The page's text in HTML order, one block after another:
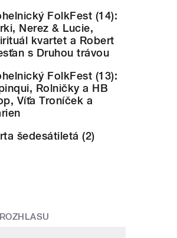
FolkFest (14):
Nerez & Lucie,
kvartet a Robert
s Druhou trávou
FolkFest (13):
Rolničky a HB
Víťa Troníček a
šedesátiletá (2)